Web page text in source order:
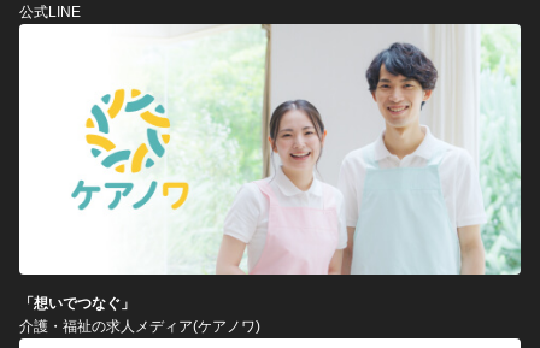
公式LINE
「想いでつなぐ」
介護・福祉の求人メディア(ケアノワ)